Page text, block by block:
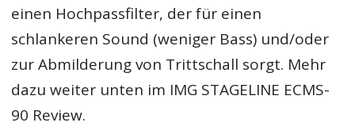
einen Hochpassfilter, der für einen
schlankeren Sound (weniger Bass) und/oder
zur Abmilderung von Trittschall sorgt. Mehr
dazu weiter unten im IMG STAGELINE ECMS-
90 Review.